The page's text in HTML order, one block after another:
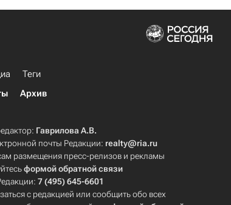
Теги
Архив
Гаврилова А.В.
почты Редакции: realty@ria.ru
размещения пресс-релизов и рекламы
формой обратной связи
7 (495) 645-6601
с редакцией или сообщить обо всех